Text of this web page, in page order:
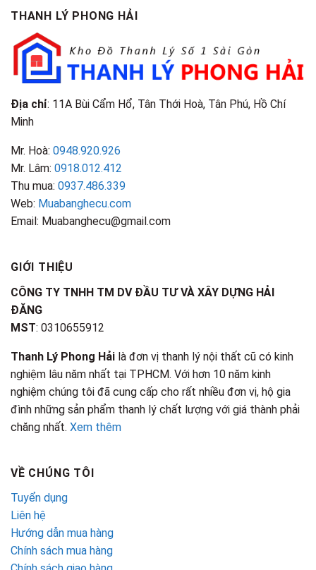
Điểm
Nhận
Biết
THANH LÝ PHONG HẢI
Địa chỉ: 11A Bùi Cẩm Hổ, Tân Thới Hoà, Tân Phú, Hồ Chí
Minh
Mr. Hoà: 0948.920.926
Mr. Lâm: 0918.012.412
Thu mua: 0937.486.339
Web: Muabanghecu.com
Email: Muabanghecu@gmail.com
GIỚI THIỆU
CÔNG TY TNHH TM DV ĐẦU TƯ VÀ XÂY DỰNG HẢI
ĐĂNG
MST: 0310655912
Thanh Lý Phong Hải là đơn vị thanh lý nội thất cũ có kinh
nghiệm lâu năm nhất tại TPHCM. Với hơn 10 năm kinh
nghiệm chúng tôi đã cung cấp cho rất nhiều đơn vị, hộ gia
đình những sản phẩm thanh lý chất lượng với giá thành phải
chăng nhất. Xem thêm
VỀ CHÚNG TÔI
Tuyển dụng
Liên hệ
Hướng dẫn mua hàng
Chính sách mua hàng